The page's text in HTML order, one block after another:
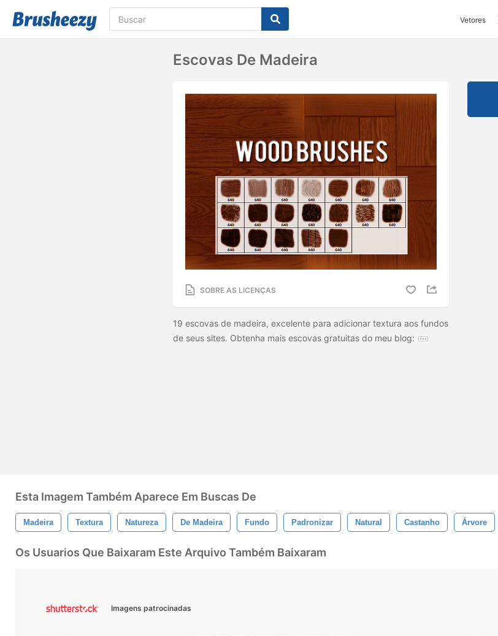
Vetores
Escovas De Madeira
SOBRE AS LICENÇAS
19 escovas de madeira, excelente para adicionar textura aos fundos
de seus sites. Obtenha mais escovas gratuitas do meu blog:
Esta Imagem Também Aparece Em Buscas De
Madeira Textura Natureza De Madeira Fundo Padronizar Natural Castanho Árvore
Os Usuarios Que Baixaram Este Arquivo Também Baixaram
Imagens patrocinadas